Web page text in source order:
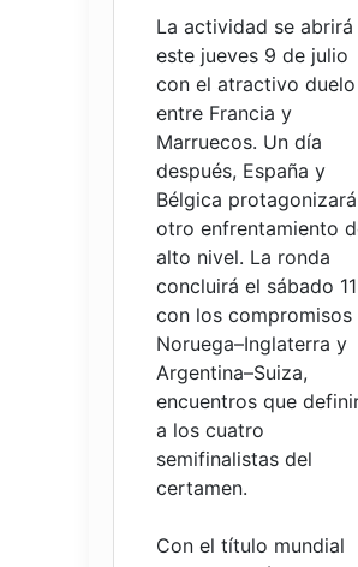
La actividad se abrirá
este jueves 9 de julio
con el atractivo duelo
entre Francia y
Marruecos. Un día
después, España y
Bélgica
otro enfrentamiento
alto nivel. La ronda
concluirá el sábado 11
con los compromisos
Noruega–Inglaterra y
Argentina–Suiza,
encuentros que
a los cuatro
semifinalistas del
certamen.
Con el título mundial